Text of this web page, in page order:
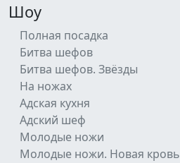
Шоу
Полная посадка
Битва шефов
Битва шефов. Звёзды
На ножах
Адская кухня
Адский шеф
Молодые ножи
Молодые ножи. Новая кровь